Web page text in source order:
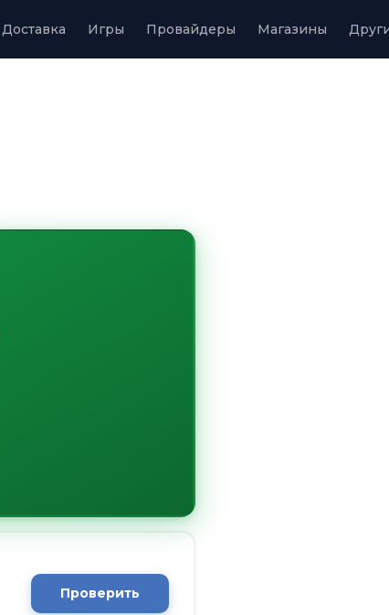
Доставка Игры Провайдеры Магазины
Проверить